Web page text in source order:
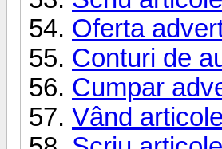
Oferta
Conturi de
Cumpar
Vând